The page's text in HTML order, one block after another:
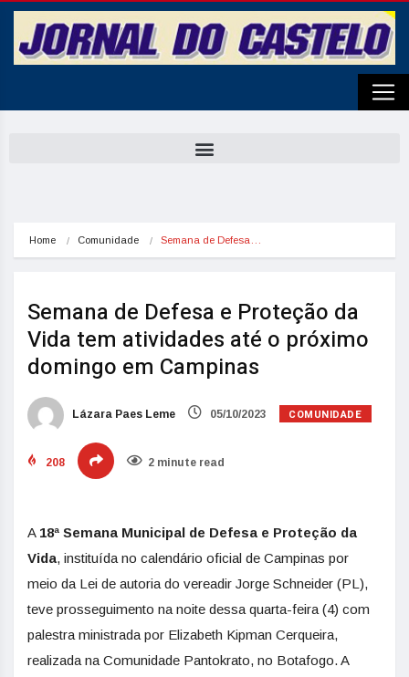
Home Comunidade Semana de Defesa…
Semana de Defesa e Proteção da
Vida tem atividades até o próximo
domingo em Campinas
Lázara Paes Leme 05/10/2023 COMUNIDADE
208 2 minute read
A 18ª Semana Municipal de Defesa e Proteção da
Vida, instituída no calendário oficial de Campinas por
meio da Lei de autoria do vereadir Jorge Schneider (PL),
teve prosseguimento na noite dessa quarta-feira (4) com
palestra ministrada por Elizabeth Kipman Cerqueira,
realizada na Comunidade Pantokrato, no Botafogo. A